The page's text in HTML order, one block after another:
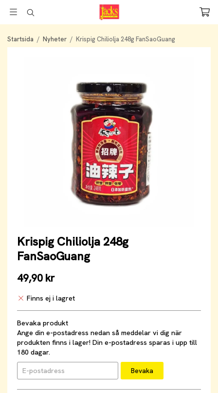
Startsida / Nyheter / Krispig Chiliolja 248g FanSaoGuang
Krispig Chiliolja 248g
FanSaoGuang
49,90 kr
Finns ej i lagret
Bevaka produkt
Ange din e-postadress nedan så meddelar vi dig när
produkten finns i lager! Din e-postadress sparas i upp till
180 dagar.
Bevaka